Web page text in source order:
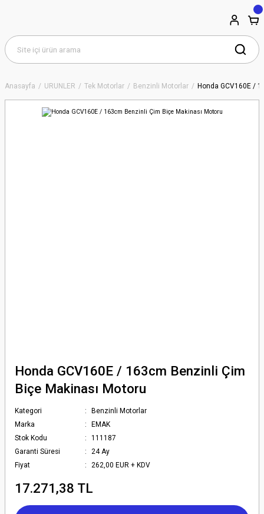
Anasayfa ÜRÜNLER Tek Motorlar Benzinli Motorlar Honda GCV160E /
Honda GCV160E / 163cm Benzinli Çim
Biçe Makinası Motoru
Kategori
Benzinli Motorlar
Marka
EMAK
Stok Kodu
111187
Garanti Süresi
24 Ay
Fiyat
262,00 EUR + KDV
17.271,38 TL